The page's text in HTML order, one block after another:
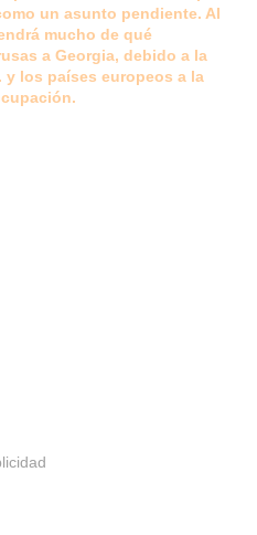
un asunto pendiente. Al
mucho de qué
a Georgia, debido a la
y los países europeos a la